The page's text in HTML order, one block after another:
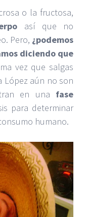
o la fructosa,
así que no
Pero, ¿podemos
diciendo que
vez que salgas
López aún no son
en una fase
para determinar
humano.